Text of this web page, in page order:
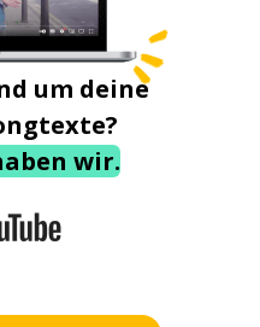
um deine
wir.